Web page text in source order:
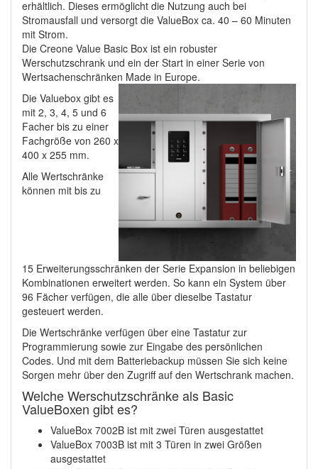
erhältlich. Dieses ermöglicht die Nutzung auch bei
Stromausfall und versorgt die ValueBox ca. 40 – 60 Minuten
mit Strom.
Die Creone Value Basic Box ist ein robuster
Werschutzschrank und ein der Start in einer Serie von
Wertsachenschränken Made in Europe.
Die Valuebox gibt es
mit 2, 3, 4, 5 und 6
Facher bis zu einer
Fachgröße von 260 x
400 x 255 mm.
Alle Wertschränke
können mit bis zu
15 Erweiterungsschränken der Serie Expansion in beliebigen
Kombinationen erweitert werden. So kann ein System über
96 Fächer verfügen, die alle über dieselbe Tastatur
gesteuert werden.
Die Wertschränke verfügen über eine Tastatur zur
Programmierung sowie zur Eingabe des persönlichen
Codes. Und mit dem Batteriebackup müssen Sie sich keine
Sorgen mehr über den Zugriff auf den Wertschrank machen.
Welche Werschutzschränke als Basic
ValueBoxen gibt es?
ValueBox 7002B ist mit zwei Türen ausgestattet
ValueBox 7003B ist mit 3 Türen in zwei Größen
ausgestattet